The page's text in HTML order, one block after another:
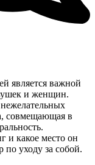
является важной
и женщин.
совмещающая в
и какое место он
по уходу за собой.